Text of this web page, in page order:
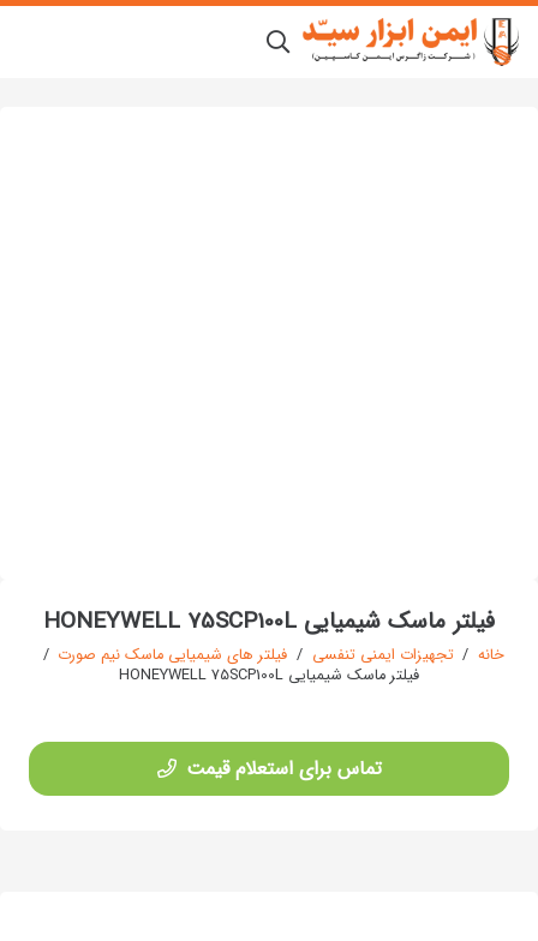
فیلتر ماسک شیمیایی HONEYWELL 75SCP100L
خانه / تجهیزات ایمنی تنفسی / فیلتر های شیمیایی ماسک نیم صورت /
فیلتر ماسک شیمیایی HONEYWELL 75SCP100L
تماس برای استعلام قیمت